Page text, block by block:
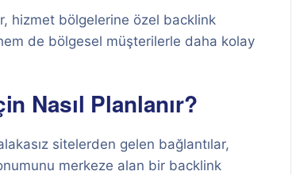
hizmet bölgelerine özel backlink
de bölgesel müşterilerle daha kolay
Nasıl Planlanır?
sitelerden gelen bağlantılar,
merkeze alan bir backlink